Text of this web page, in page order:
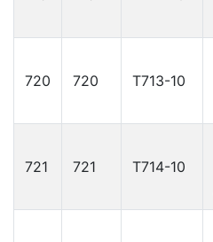
720 720 Т713-10
721 721 Т714-10